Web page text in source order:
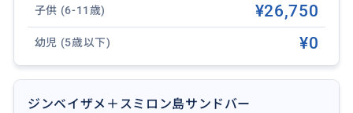
子供 (6-11歳) ¥26,750
幼児 (5歳以下) ¥0
ジンベイザメ＋スミロン島サンドバー